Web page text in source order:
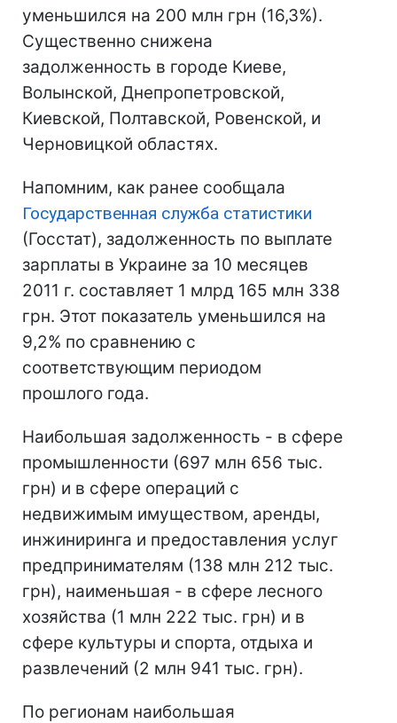
уменьшился на 200 млн грн (16,3%).
Существенно снижена
задолженность в городе Киеве,
Волынской, Днепропетровской,
Киевской, Полтавской, Ровенской, и
Черновицкой областях.
Напомним, как ранее сообщала
Государственная служба статистики
(Госстат), задолженность по выплате
зарплаты в Украине за 10 месяцев
2011 г. составляет 1 млрд 165 млн 338
грн. Этот показатель уменьшился на
9,2% по сравнению с
соответствующим периодом
прошлого года.
Наибольшая задолженность - в сфере
промышленности (697 млн 656 тыс.
грн) и в сфере операций с
недвижимым имуществом, аренды,
инжиниринга и предоставления услуг
предпринимателям (138 млн 212 тыс.
грн), наименьшая - в сфере лесного
хозяйства (1 млн 222 тыс. грн) и в
сфере культуры и спорта, отдыха и
развлечений (2 млн 941 тыс. грн).
По регионам наибольшая